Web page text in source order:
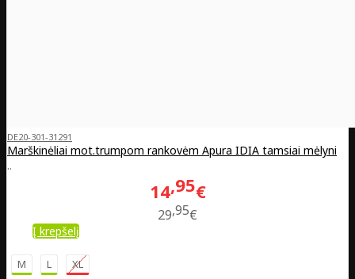
DE20-301-31291
Marškinėliai mot.trumpom rankovėm Apura IDIA tamsiai mėlyni
..
14 95€
29 95€
Į krepšelį
M L XL